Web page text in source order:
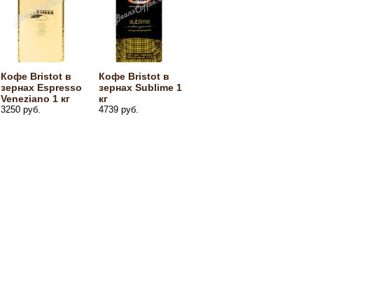
Кофе Bristot в
зернах Espresso
Veneziano 1 кг
3250 руб.
Кофе Bristot в
зернах Sublime 1
кг
4739 руб.